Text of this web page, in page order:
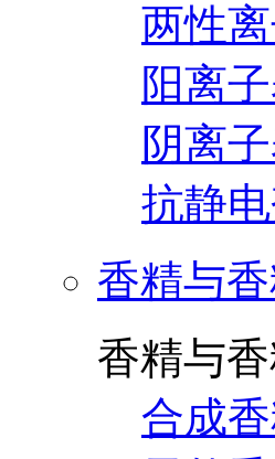
两性
阳离
阴离
抗静电
香精与
香精与
合成